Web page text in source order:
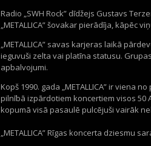
Radio „SWH Rock” dīdžejs Gustavs
„METALLICA” šovakar pierādīja, kāpēc
„METALLICA” savas karjeras laikā
ieguvuši zelta vai platīna statusu.
apbalvojumi.
Kopš 1990. gada „METALLICA” ir viena
pilnībā izpārdotiem koncertiem visos 50
kopumā visā pasaulē pulcējuši vairāk
„METALLICA” Rīgas koncerta dziesmu